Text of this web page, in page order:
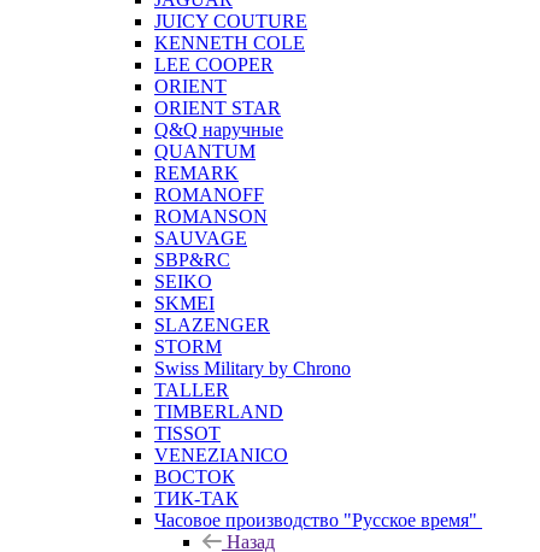
JUICY COUTURE
KENNETH COLE
LEE COOPER
ORIENT
ORIENT STAR
Q&Q наручные
QUANTUM
REMARK
ROMANOFF
ROMANSON
SAUVAGE
SBP&RC
SEIKO
SKMEI
SLAZENGER
STORM
Swiss Military by Chrono
TALLER
TIMBERLAND
TISSOT
VENEZIANICO
ВОСТОК
ТИК-ТАК
Часовое производство "Русское время"
Назад